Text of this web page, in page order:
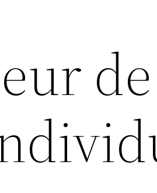
de